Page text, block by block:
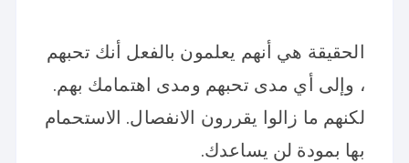
الحقيقة هي أنهم يعلمون بالفعل أنك تحبهم
، وإلى أي مدى تحبهم ومدى اهتمامك بهم.
لكنهم ما زالوا يقررون الانفصال. الاستحمام
بها بمودة لن يساعدك.